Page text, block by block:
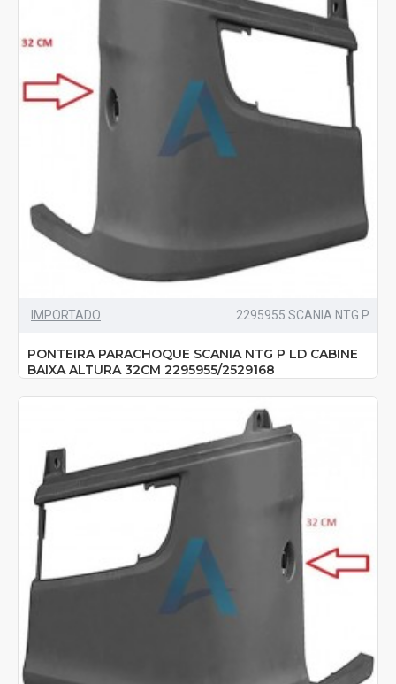
IMPORTADO 2295955 SCANIA NTG P
PONTEIRA PARACHOQUE SCANIA NTG P LD CABINE
BAIXA ALTURA 32CM 2295955/2529168